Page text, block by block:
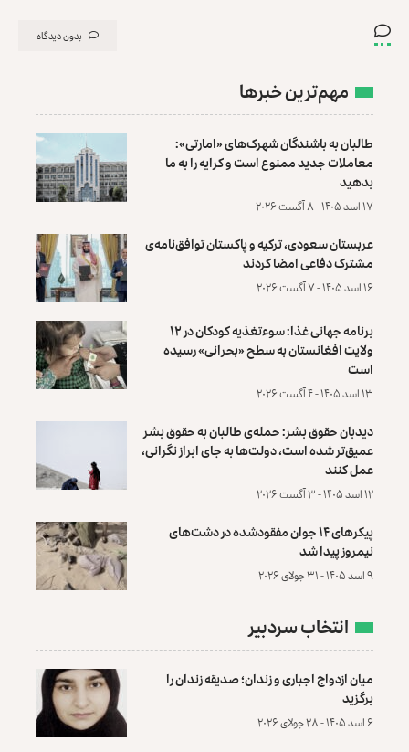
بدون دیدگاه
مهم‌ترین خبرها
طالبان به باشندگان شهرک‌های «امارتی»:
معاملات جدید ممنوع است و کرایه را به ما
بدهید
۱۷ اسد ۱۴۰۵ - ۸ آگست ۲۰۲۶
عربستان سعودی، ترکیه و پاکستان توافق‌نامه‌ی
مشترک دفاعی امضا کردند
۱۶ اسد ۱۴۰۵ - ۷ آگست ۲۰۲۶
برنامه جهانی غذا: سوءتغذیه کودکان در ۱۲
ولایت افغانستان به سطح «بحرانی» رسیده
است
۱۳ اسد ۱۴۰۵ - ۴ آگست ۲۰۲۶
دیدبان حقوق بشر: حمله‌ی طالبان به حقوق بشر
عمیق‌تر شده است، دولت‌ها به جای ابراز نگرانی،
عمل کنند
۱۲ اسد ۱۴۰۵ - ۳ آگست ۲۰۲۶
پیکرهای ۱۴ جوان مفقودشده در دشت‌های
نیمروز پیدا شد
۹ اسد ۱۴۰۵ - ۳۱ جولای ۲۰۲۶
انتخاب سردبیر
میان ازدواج اجباری و زندان؛ صدیقه زندان را
برگزید
۶ اسد ۱۴۰۵ - ۲۸ جولای ۲۰۲۶